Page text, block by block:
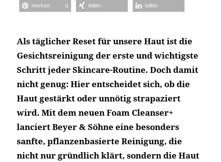
merken 0 teilen teilen
Als täglicher Reset für unsere Haut ist die
Gesichtsreinigung der erste und wichtigste
Schritt jeder Skincare-Routine. Doch damit
nicht genug: Hier entscheidet sich, ob die
Haut gestärkt oder unnötig strapaziert
wird. Mit dem neuen Foam Cleanser+
lanciert Beyer & Söhne eine besonders
sanfte, pflanzenbasierte Reinigung, die
nicht nur gründlich klärt, sondern die Haut